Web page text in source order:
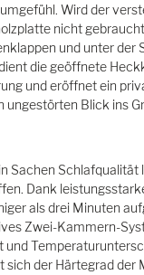
Wird der
nicht
und unter der
die geöffnete
und eröffnet ein
ungestörten Blick ins
Sachen Schlafqualität
Dank
als drei Minuten
Zwei-Kammern-
und
sich der Härtegrad der